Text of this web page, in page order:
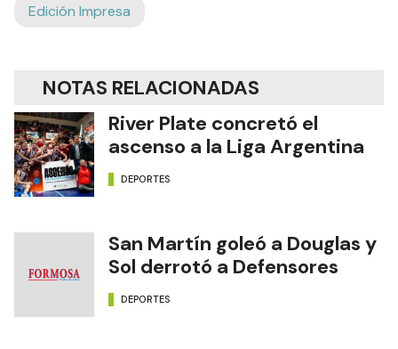
Edición Impresa
NOTAS RELACIONADAS
River Plate concretó el
ascenso a la Liga Argentina
DEPORTES
San Martín goleó a Douglas y
Sol derrotó a Defensores
DEPORTES